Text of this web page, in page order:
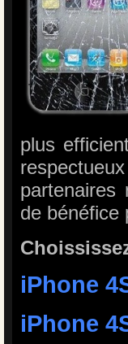
plus
partenaires
de bénéfice
iPhone
iPhone